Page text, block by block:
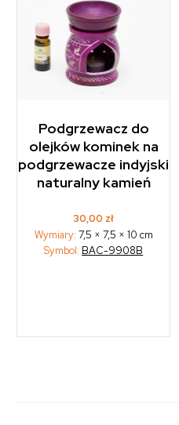
Podgrzewacz do
olejków kominek na
podgrzewacze indyjski
naturalny kamień
30,00 zł
Wymiary: 7,5 × 7,5 × 10 cm
Symbol: BAC-9908B